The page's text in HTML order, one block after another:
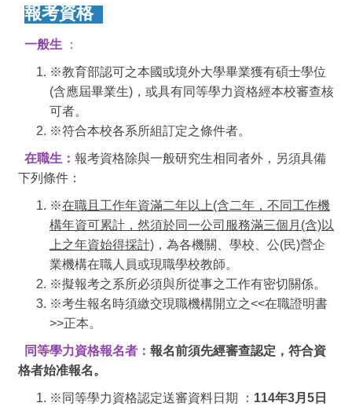
報考資格
一般生 ：
※教育部認可之本國或境外大學畢業獲有碩士學位
(含應屆畢業生)，或具有同等學力資格經本校審查核
可者。
※符合本校各系所組訂定之條件者。
在職生： 報考資格除與一般研究生相同者外，另須具備
下列條件：
※在職且工作年資滿二年以上(含二年，不同工作機
構年資可累計，然須於同一公司服務滿三個月(含)以
上之年資始得採計) ，為各機關、學校、公(民)營企
業機構在職人員或現職學校教師。
※擬報考之系所必須與所從事之工作有密切關係。
※考生報名時須繳交現職機構開立之<<在職證明書
>>正本。
同等學力資格報名者： 報名前須先經審查認定，符合資
格者始准報名。
※同等學力資格認定送審資料日期 ： 114年3月5日